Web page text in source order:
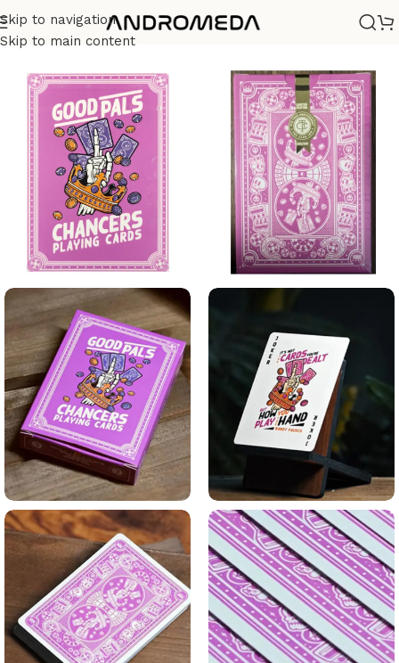
Skip to navigation
Skip to main content
Casa/ Barajas/Diseño